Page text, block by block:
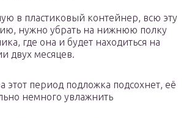
в пластиковый контейнер, всю эту
нужно убрать на нижнюю полку
где она и будет находиться на
двух месяцев.
этот период подложка подсохнет, её
немного увлажнить